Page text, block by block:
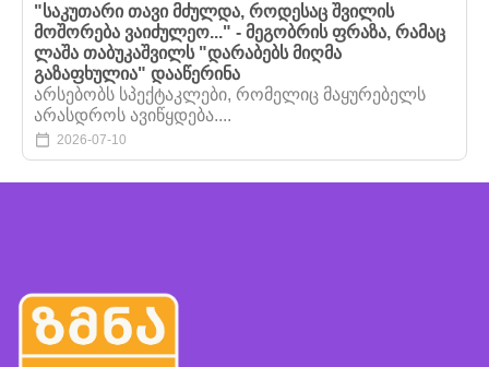
"საკუთარი თავი მძულდა, როდესაც შვილის
მოშორება ვაიძულეო..." - მეგობრის ფრაზა, რამაც
ლაშა თაბუკაშვილს "დარაბებს მიღმა
გაზაფხულია" დააწერინა
არსებობს სპექტაკლები, რომელიც მაყურებელს
არასდროს ავიწყდება....
2026-07-10